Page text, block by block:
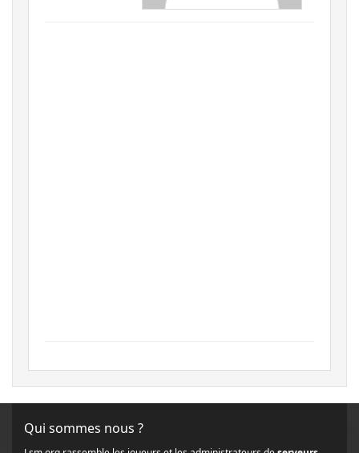
Qui sommes nous ?